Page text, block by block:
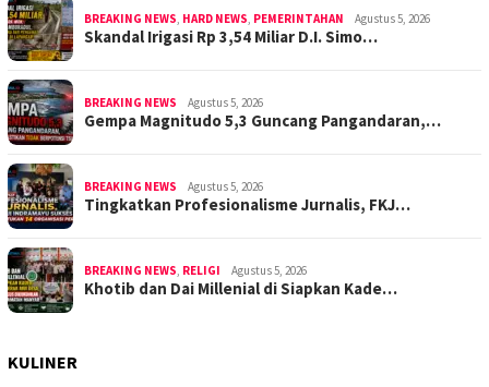
BREAKING NEWS, HARD NEWS, PEMERINTAHAN Agustus 5, 2026
Skandal Irigasi Rp 3,54 Miliar D.I. Simo…
BREAKING NEWS Agustus 5, 2026
Gempa Magnitudo 5,3 Guncang Pangandaran,…
BREAKING NEWS Agustus 5, 2026
Tingkatkan Profesionalisme Jurnalis, FKJ…
BREAKING NEWS, RELIGI Agustus 5, 2026
Khotib dan Dai Millenial di Siapkan Kade…
KULINER